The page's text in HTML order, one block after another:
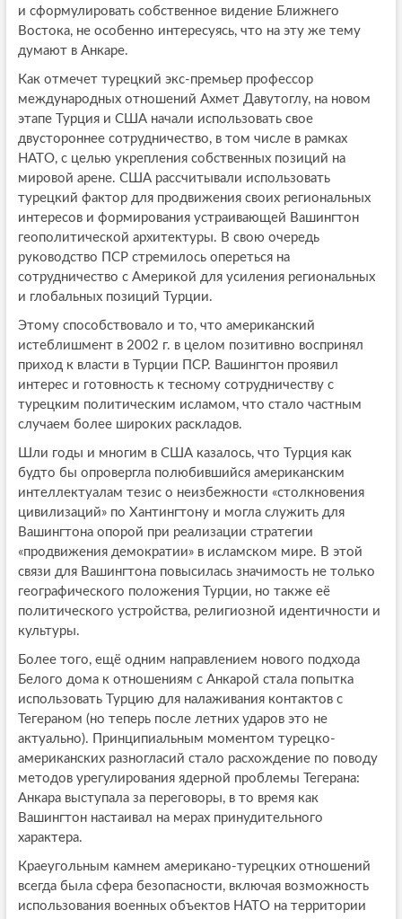
и сформулировать собственное видение Ближнего
Востока, не особенно интересуясь, что на эту же тему
думают в Анкаре.
Как отмечет турецкий экс-премьер профессор
международных отношений Ахмет Давутоглу, на новом
этапе Турция и США начали использовать свое
двустороннее сотрудничество, в том числе в рамках
НАТО, с целью укрепления собственных позиций на
мировой арене. США рассчитывали использовать
турецкий фактор для продвижения своих региональных
интересов и формирования устраивающей Вашингтон
геополитической архитектуры. В свою очередь
руководство ПСР стремилось опереться на
сотрудничество с Америкой для усиления региональных
и глобальных позиций Турции.
Этому способствовало и то, что американский
истеблишмент в 2002 г. в целом позитивно воспринял
приход к власти в Турции ПСР. Вашингтон проявил
интерес и готовность к тесному сотрудничеству с
турецким политическим исламом, что стало частным
случаем более широких раскладов.
Шли годы и многим в США казалось, что Турция как
будто бы опровергла полюбившийся американским
интеллектуалам тезис о неизбежности «столкновения
цивилизаций» по Хантингтону и могла служить для
Вашингтона опорой при реализации стратегии
«продвижения демократии» в исламском мире. В этой
связи для Вашингтона повысилась значимость не только
географического положения Турции, но также её
политического устройства, религиозной идентичности и
культуры.
Более того, ещё одним направлением нового подхода
Белого дома к отношениям с Анкарой стала попытка
использовать Турцию для налаживания контактов с
Тегераном (но теперь после летних ударов это не
актуально). Принципиальным моментом турецко-
американских разногласий стало расхождение по поводу
методов урегулирования ядерной проблемы Тегерана:
Анкара выступала за переговоры, в то время как
Вашингтон настаивал на мерах принудительного
характера.
Краеугольным камнем американо-турецких отношений
всегда была сфера безопасности, включая возможность
использования военных объектов НАТО на территории